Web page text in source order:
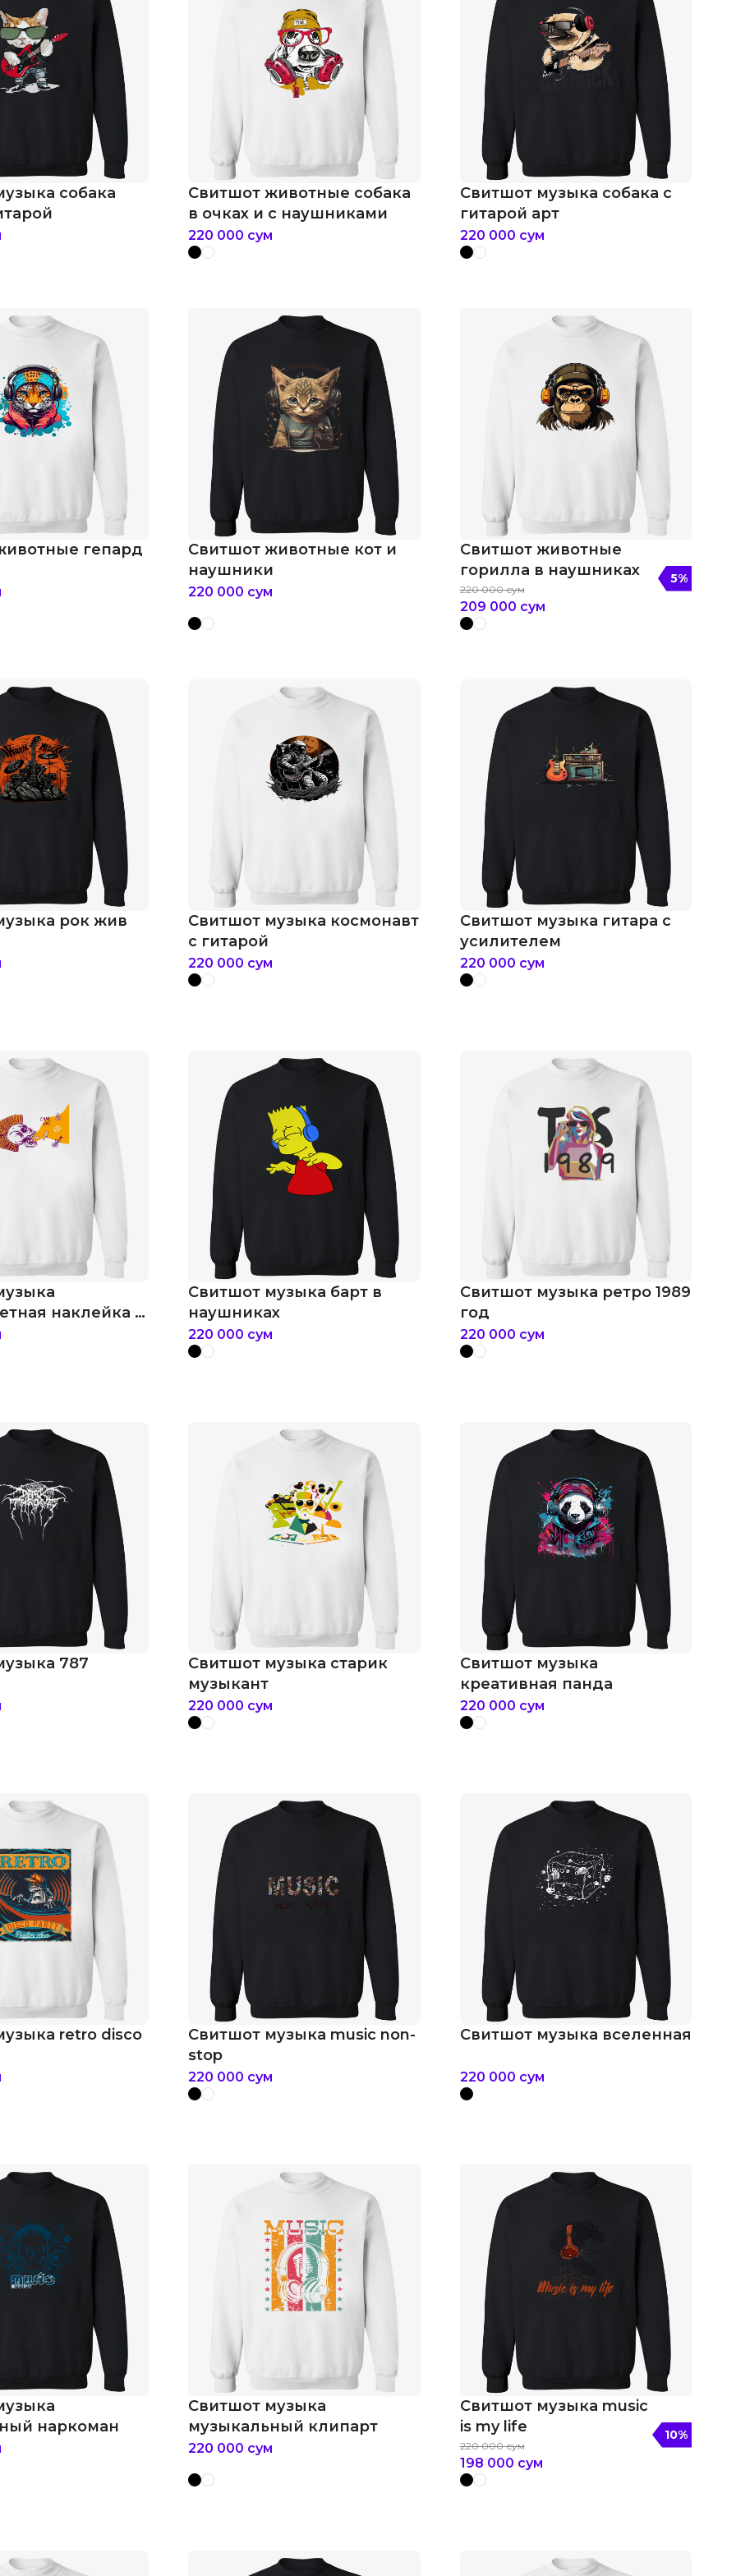
собака
Свитшот животные собака
в очках и с наушниками
220 000 сум
Свитшот музыка собака с
гитарой арт
220 000 сум
гепард
Свитшот животные кот и
наушники
220 000 сум
Свитшот животные
горилла в наушниках
220 000 сум
209 000 сум
5%
рок жив
Свитшот музыка космонавт
с гитарой
220 000 сум
Свитшот музыка гитара с
усилителем
220 000 сум
наклейка в
рок-панк
Свитшот музыка барт в
наушниках
220 000 сум
Свитшот музыка ретро 1989
год
220 000 сум
787
Свитшот музыка старик
музыкант
220 000 сум
Свитшот музыка
креативная панда
220 000 сум
retro disco
Свитшот музыка music non-
stop
220 000 сум
Свитшот музыка вселенная
220 000 сум
наркоман
Свитшот музыка
музыкальный клипарт
220 000 сум
Свитшот музыка music
is my life
220 000 сум
198 000 сум
10%